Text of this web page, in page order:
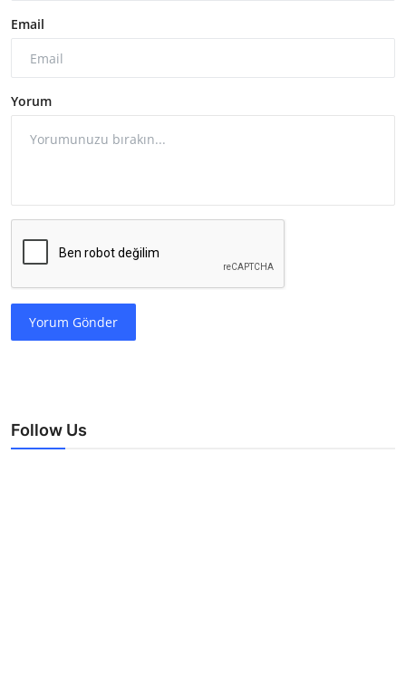
Email
Yorum
Yorum Gönder
Follow Us